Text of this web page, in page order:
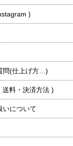
)
問(仕上げ方…)
料・決済方法 )
いについて